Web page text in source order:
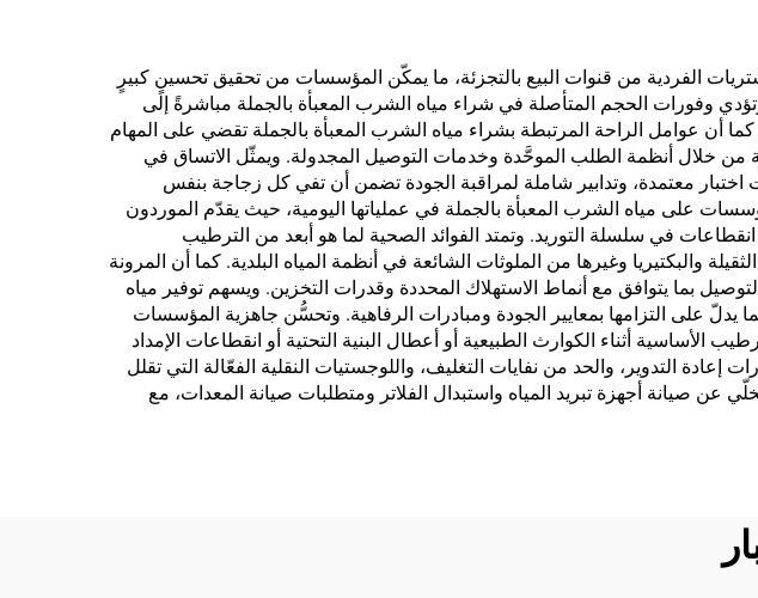
الفردية من قنوات البيع بالتجزئة، ما يمكّن المؤسسات من تحقيق تحسينٍ كبيرٍ
وفورات الحجم المتأصلة في شراء مياه الشرب المعبأة بالجملة مباشرةً إلى
أن عوامل الراحة المرتبطة بشراء مياه الشرب المعبأة بالجملة تقضي على المهام
من خلال أنظمة الطلب الموحَّدة وخدمات التوصيل المجدولة. ويمثّل الاتساق في
اختبار معتمدة، وتدابير شاملة لمراقبة الجودة تضمن أن تفي كل زجاجة بنفس
على مياه الشرب المعبأة بالجملة في عملياتها اليومية، حيث يقدّم الموردون
في سلسلة التوريد. وتمتد الفوائد الصحية لما هو أبعد من الترطيب
والبكتيريا وغيرها من الملوثات الشائعة في أنظمة المياه البلدية. كما أن المرونة
بما يتوافق مع أنماط الاستهلاك المحددة وقدرات التخزين. ويسهم توفير مياه
يدلّ على التزامها بمعايير الجودة ومبادرات الرفاهية. وتحسُّن جاهزية المؤسسات
أثناء الكوارث الطبيعية أو أعطال البنية التحتية أو انقطاعات الإمداد
التدوير، والحد من نفايات التغليف، واللوجستيات النقلية الفعّالة التي تقلل
عن صيانة أجهزة تبريد المياه واستبدال الفلاتر ومتطلبات صيانة المعدات، مع